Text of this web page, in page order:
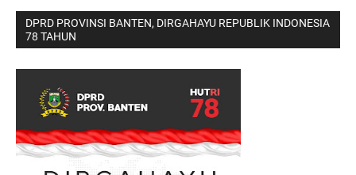
DPRD PROVINSI BANTEN, DIRGAHAYU REPUBLIK INDONESIA
78 TAHUN